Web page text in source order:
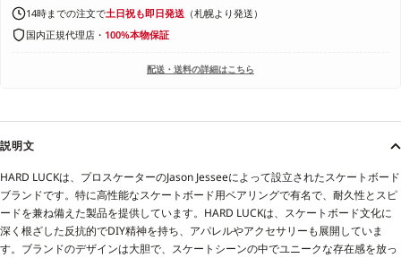
14時までの注文で土日祝も即日発送 （札幌より発送）
国内正規代理店・ 100%本物保証
配送・送料の詳細はこちら
説明文
HARD LUCKは、プロスケーターのJason Jesseeによって設立されたスケートボード
ブランドです。特に高性能なスケートボード用ベアリングで有名で、耐久性とスピ
ードを兼ね備えた製品を提供しています。HARD LUCKは、スケートボード文化に
深く根ざした反抗的でDIY精神を持ち、アパレルやアクセサリーも展開していま
す。ブランドのデザインは大胆で、スケートシーンの中でユニークな存在感を放っ